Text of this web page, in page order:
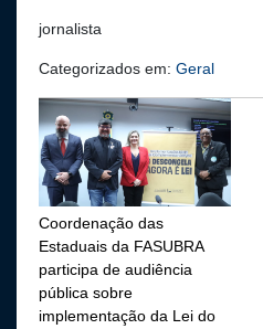
jornalista
Categorizados em: Geral
Coordenação das
Estaduais da FASUBRA
participa de audiência
pública sobre
implementação da Lei do